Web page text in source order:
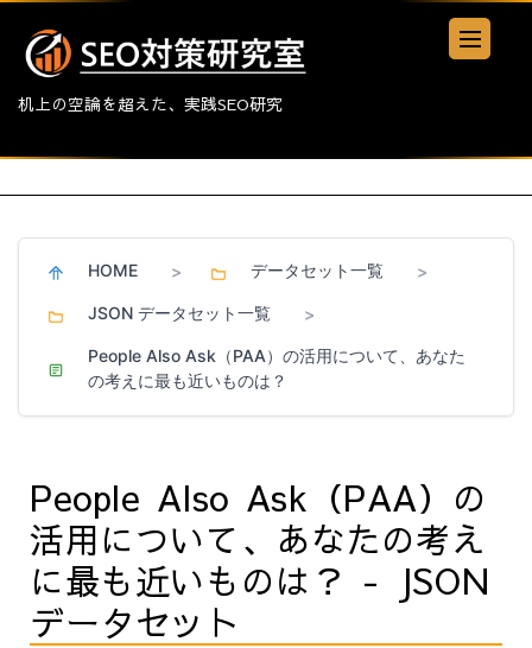
机上の空論を超えた、実践SEO研究
HOME > データセット一覧 >
JSON データセット一覧 >
People Also Ask（PAA）の活用について、あなた
の考えに最も近いものは？
People Also Ask（PAA）の
活用について、あなたの考え
に最も近いものは？ - JSON
データセット